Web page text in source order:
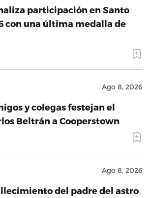
participación en Santo
con una última medalla de
Ago 8, 2026
y colegas festejan el
Beltrán a Cooperstown
Ago 8, 2026
del padre del astro